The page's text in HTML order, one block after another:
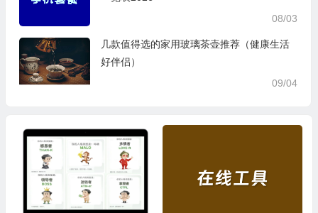
08/03
几款值得选的家用玻璃茶壶推荐（健康生活
好伴侣）
09/04